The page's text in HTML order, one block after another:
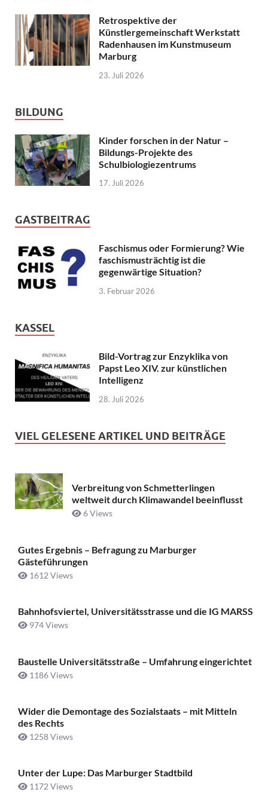
Retrospektive der
Künstlergemeinschaft Werkstatt
Radenhausen im Kunstmuseum
Marburg
23. Juli 2026
BILDUNG
Kinder forschen in der Natur –
Bildungs-Projekte des
Schulbiologiezentrums
17. Juli 2026
GASTBEITRAG
Faschismus oder Formierung? Wie
faschismusträchtig ist die
gegenwärtige Situation?
3. Februar 2026
KASSEL
Bild-Vortrag zur Enzyklika von
Papst Leo XIV. zur künstlichen
Intelligenz
28. Juli 2026
VIEL GELESENE ARTIKEL UND BEITRÄGE
Verbreitung von Schmetterlingen
weltweit durch Klimawandel beeinflusst
6 Views
Gutes Ergebnis – Befragung zu Marburger
Gästeführungen
1612 Views
Bahnhofsviertel, Universitätsstrasse und die IG MARSS
974 Views
Baustelle Universitätsstraße ­– Umfahrung eingerichtet
1186 Views
Wider die Demontage des Sozialstaats – mit Mitteln
des Rechts
1258 Views
Unter der Lupe: Das Marburger Stadtbild
1172 Views